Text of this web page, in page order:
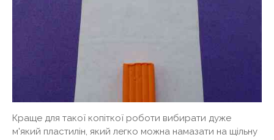
Краще для такої копіткої роботи вибирати дуже
м'який пластилін, який легко можна намазати на щільну